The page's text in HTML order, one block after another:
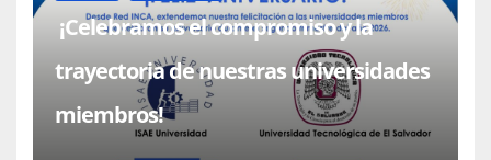
¡Celebramos el compromiso y la
trayectoria de nuestras universidades
miembros!